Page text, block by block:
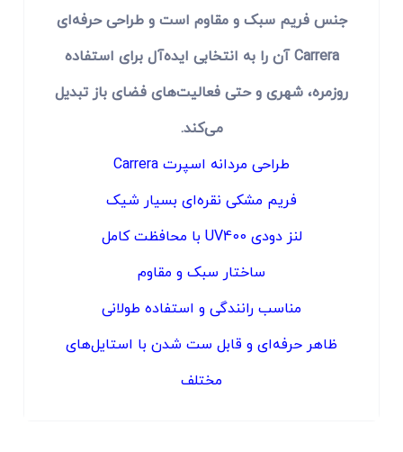
جنس فریم سبک و مقاوم است و طراحی حرفه‌ای
Carrera آن را به انتخابی ایده‌آل برای استفاده
روزمره، شهری و حتی فعالیت‌های فضای باز تبدیل
می‌کند.
طراحی مردانه اسپرت Carrera
فریم مشکی‌ نقره‌ای بسیار شیک
لنز دودی UV400 با محافظت کامل
ساختار سبک و مقاوم
مناسب رانندگی و استفاده طولانی
ظاهر حرفه‌ای و قابل ست شدن با استایل‌های
مختلف